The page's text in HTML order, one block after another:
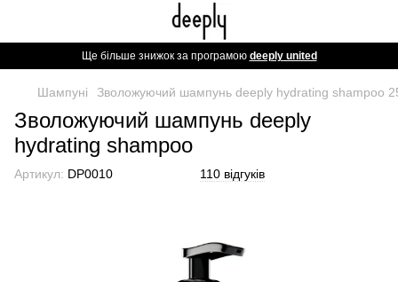
Ще більше знижок за програмою deeply united
Шампуні Зволожуючий шампунь deeply hydrating shampoo
Зволожуючий шампунь deeply
hydrating shampoo
Артикул: DP0010 110 відгуків